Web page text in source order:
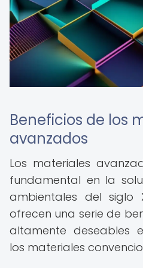
Beneficios de los
avanzados
Los materiales
fundamental en la
ambientales del siglo
ofrecen una serie de
altamente deseables
los materiales